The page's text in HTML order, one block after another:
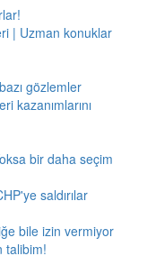
| Uzman konuklar
gözlemler
kazanımlarını
bir daha seçim
saldırılar
bile izin vermiyor
talibim!